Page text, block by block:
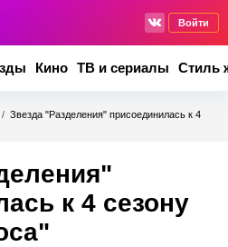
Войти
Кино ТВ и сериалы Стиль
/ Звезда "Разделения" присоединилась к 4
к 4 сезону